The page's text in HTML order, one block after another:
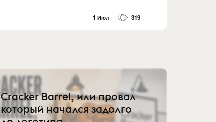
1 Июл 319
Cracker Barrel, или провал
который начался задолго